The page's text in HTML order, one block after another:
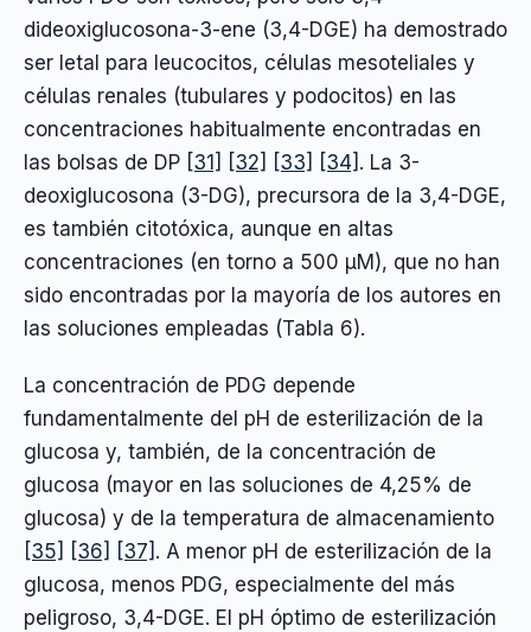
dideoxiglucosona-3-ene (3,4-DGE) ha demostrado
ser letal para leucocitos, células mesoteliales y
células renales (tubulares y podocitos) en las
concentraciones habitualmente encontradas en
las bolsas de DP [31] [32] [33] [34] . La 3-
deoxiglucosona (3-DG), precursora de la 3,4-DGE,
es también citotóxica, aunque en altas
concentraciones (en torno a 500 µM), que no han
sido encontradas por la mayoría de los autores en
las soluciones empleadas (Tabla 6).
La concentración de PDG depende
fundamentalmente del pH de esterilización de la
glucosa y, también, de la concentración de
glucosa (mayor en las soluciones de 4,25% de
glucosa) y de la temperatura de almacenamiento
[35] [36] [37] . A menor pH de esterilización de la
glucosa, menos PDG, especialmente del más
peligroso, 3,4-DGE. El pH óptimo de esterilización